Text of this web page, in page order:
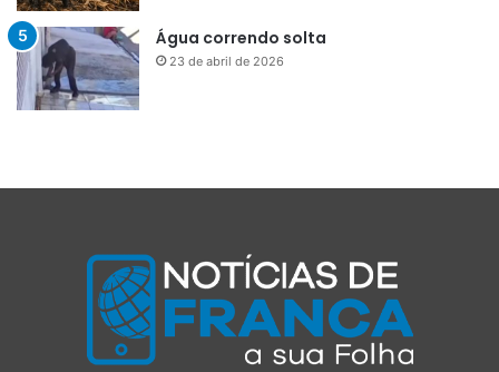
Água correndo solta
23 de abril de 2026